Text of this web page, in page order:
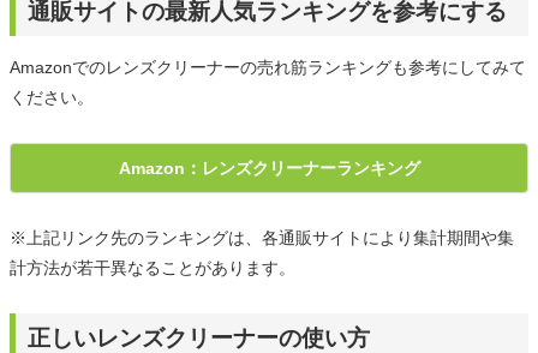
通販サイトの最新人気ランキングを参考にする
Amazonでのレンズクリーナーの売れ筋ランキングも参考にしてみて
ください。
Amazon：レンズクリーナーランキング
※上記リンク先のランキングは、各通販サイトにより集計期間や集
計方法が若干異なることがあります。
正しいレンズクリーナーの使い方